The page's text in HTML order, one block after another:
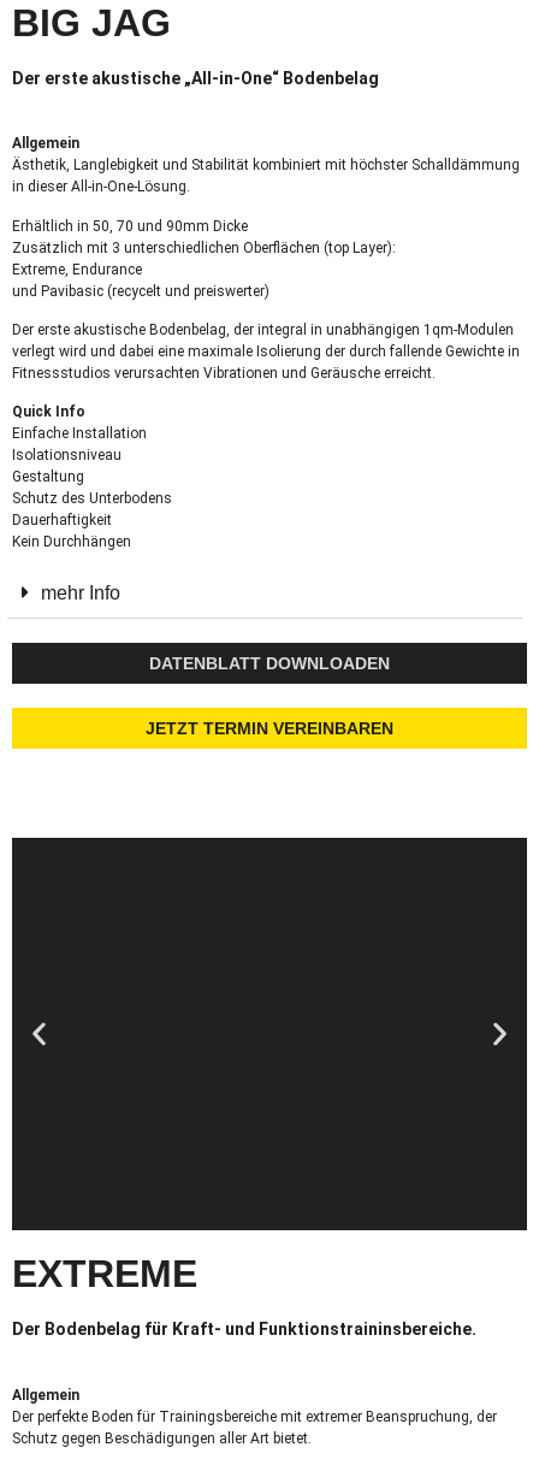
BIG JAG
Der erste akustische „All-in-One“ Bodenbelag
Allgemein
Ästhetik, Langlebigkeit und Stabilität kombiniert mit höchster Schalldämmung
in dieser All-in-One-Lösung.
Erhältlich in 50, 70 und 90mm Dicke
Zusätzlich mit 3 unterschiedlichen Oberflächen (top Layer):
Extreme, Endurance
und Pavibasic (recycelt und preiswerter)
Der erste akustische Bodenbelag, der integral in unabhängigen 1qm-Modulen
verlegt wird und dabei eine maximale Isolierung der durch fallende Gewichte in
Fitnessstudios verursachten Vibrationen und Geräusche erreicht.
Quick Info
Einfache Installation
Isolationsniveau
Gestaltung
Schutz des Unterbodens
Dauerhaftigkeit
Kein Durchhängen
mehr Info
DATENBLATT DOWNLOADEN
JETZT TERMIN VEREINBAREN
EXTREME
Der Bodenbelag für Kraft- und Funktionstraininsbereiche.
Allgemein
Der perfekte Boden für Trainingsbereiche mit extremer Beanspruchung, der
Schutz gegen Beschädigungen aller Art bietet.